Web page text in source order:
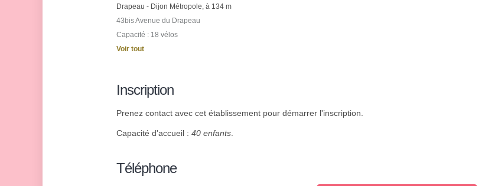
Drapeau - Dijon Métropole, à 134 m
43bis Avenue du Drapeau
Capacité : 18 vélos
Voir tout
Inscription
Prenez contact avec cet établissement pour démarrer l'inscription.
Capacité d'accueil : 40 enfants.
Téléphone